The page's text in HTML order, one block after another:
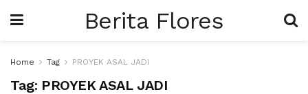
Berita Flores
Home Tag PROYEK ASAL JADI
Tag: PROYEK ASAL JADI